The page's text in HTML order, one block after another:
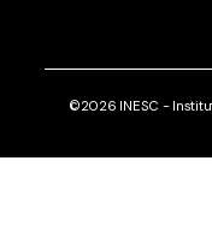
©2026 INESC -